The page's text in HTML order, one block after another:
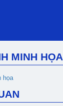
MINH HỌA